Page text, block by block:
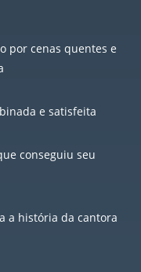
por cenas quentes e
e satisfeita
conseguiu seu
a história da cantora